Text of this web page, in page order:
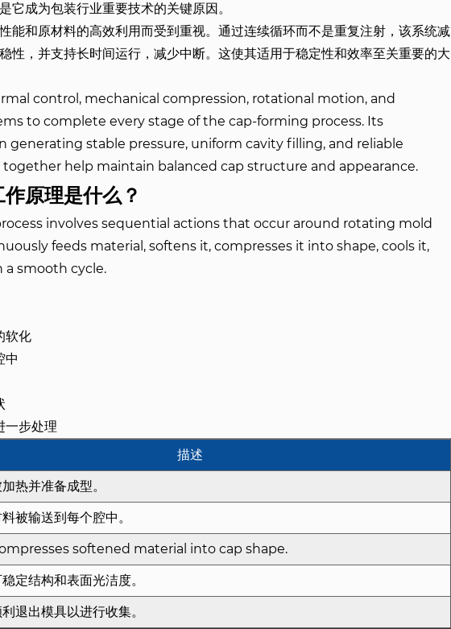
成为包装行业重要技术的关键原因。
能和原材料的高效利用而受到重视。通过连续循环而不是重复注射，该系统减
性，并支持长时间运行，减少中断。这使其适用于稳定性和效率至关重要的大
control, mechanical compression, rotational motion, and
to complete every stage of the cap-forming process. Its
generating stable pressure, uniform cavity filling, and reliable
help maintain balanced cap structure and appearance.
原理是什么？
involves sequential actions that occur around rotating mold
feeds material, softens it, compresses it into shape, cools it,
a smooth cycle.
软化
中
一步处理
描述
热并准备成型。
被输送到每个腔中。
softened material into cap shape.
定结构和表面光洁度。
退出模具以进行收集。